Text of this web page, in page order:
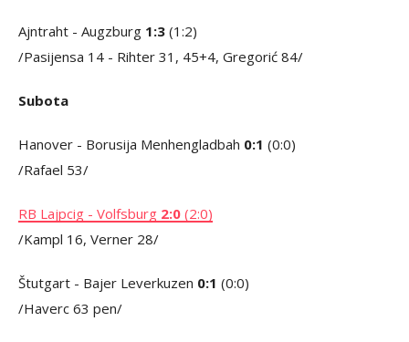
Ajntraht - Augzburg 1:3 (1:2)
/Pasijensa 14 - Rihter 31, 45+4, Gregorić 84/
Subota
Hanover - Borusija Menhengladbah 0:1 (0:0)
/Rafael 53/
RB Lajpcig - Volfsburg 2:0 (2:0)
/Kampl 16, Verner 28/
Štutgart - Bajer Leverkuzen 0:1 (0:0)
/Haverc 63 pen/